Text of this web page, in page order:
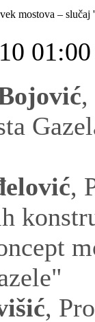
mostova – slučaj
01:00
,
,
,